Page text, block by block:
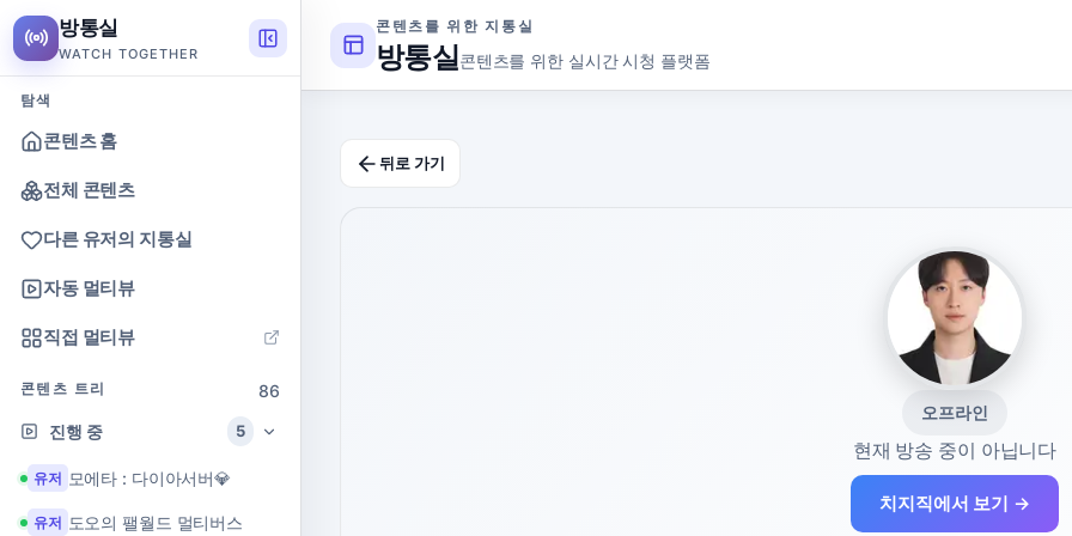
방통실
WATCH TOGETHER
탐색
콘텐츠 홈
전체 콘텐츠
다른 유저의 지통실
자동 멀티뷰
직접 멀티뷰
콘텐츠 트리
86
진행 중
5
유저 모에타 : 다이아서버💎
유저 도오의 팰월드 멀티버스
콘텐츠를 위한 지통실
방통실콘텐츠를 위한 실시간 시청 플랫폼
뒤로 가기
오프라인
현재 방송 중이 아닙니다
치지직에서 보기 →